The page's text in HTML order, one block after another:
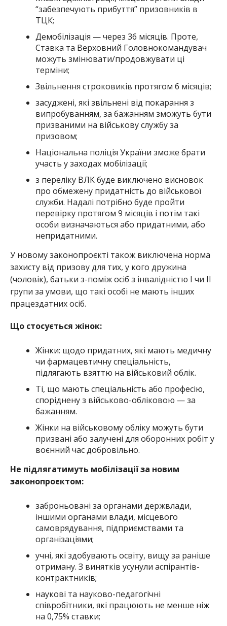
“забезпечують прибуття” призовників в
ТЦК;
Демобілізація — через 36 місяців. Проте,
Ставка та Верховний Головнокомандувач
можуть змінювати/продовжувати ці
терміни;
Звільнення строковиків протягом 6 місяців;
засуджені, які звільнені від покарання з
випробуванням, за бажанням зможуть бути
призваними на військову службу за
призовом;
Національна поліція України зможе брати
участь у заходах мобілізації;
з переліку ВЛК буде виключено висновок
про обмежену придатність до військової
служби. Надалі потрібно буде пройти
перевірку протягом 9 місяців і потім такі
особи визначаються або придатними, або
непридатними.
У новому законопроєкті також виключена норма
захисту від призову для тих, у кого дружина
(чоловік), батьки з-поміж осіб з інвалідністю I чи II
групи за умови, що такі особі не мають інших
працездатних осіб.
Що стосується жінок:
Жінки: щодо придатних, які мають медичну
чи фармацевтичну спеціальність,
підлягають взяттю на військовий облік.
Ті, що мають спеціальність або професію,
споріднену з військово-обліковою — за
бажанням.
Жінки на військовому обліку можуть бути
призвані або залучені для оборонних робіт у
воєнний час добровільно.
Не підлягатимуть мобілізації за новим
законопроєктом:
заброньовані за органами держвлади,
іншими органами влади, місцевого
самоврядування, підприємствами та
організаціями;
учні, які здобувають освіту, вищу за раніше
отриману. З винятків усунули аспірантів-
контрактників;
наукові та науково-педагогічні
співробітники, які працюють не менше ніж
на 0,75% ставки;